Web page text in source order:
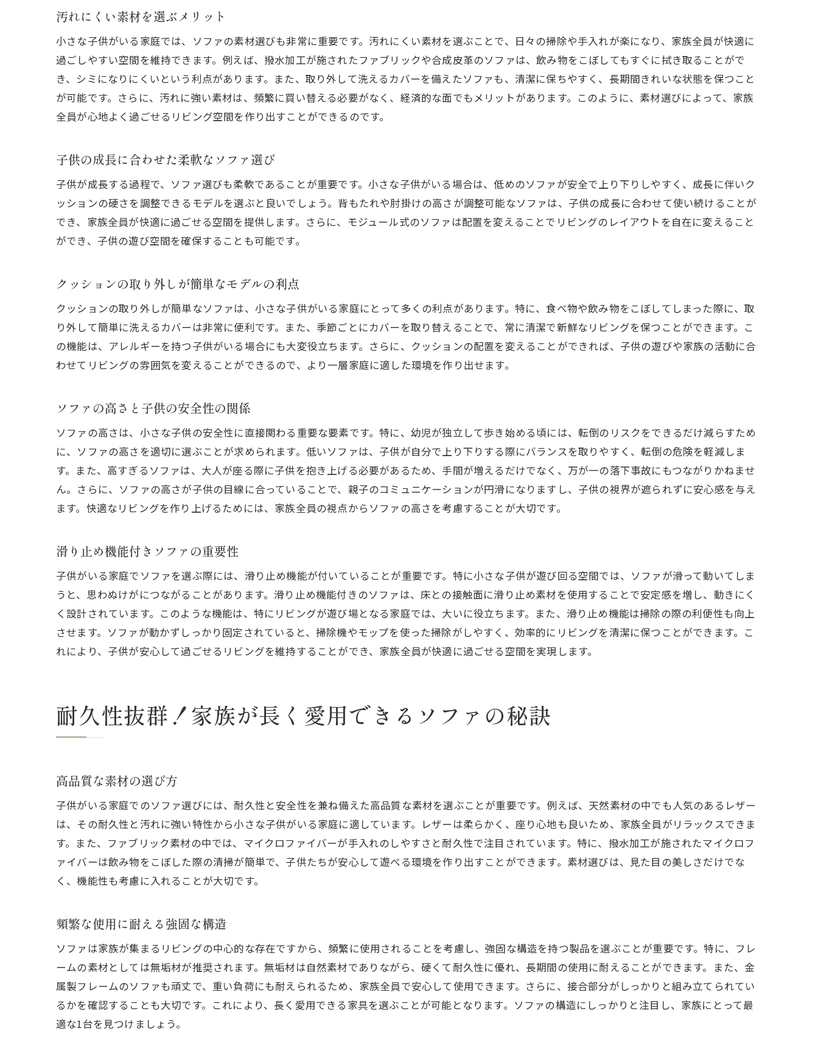
小さな子供がいる家庭向けの落ち着いた色
汚れが目立たないソファカラーの選び方
空間を広く見せるための色彩テクニック
快適な座り心地を追求したソファ配置の工夫
テレビや窓との位置関係を考えた配置
家具のサイズに合わせた最適な配置
コーナーを活用したスペース作り
滑らかな肌触りが心地よいファブリック
子供が安心して使用できる天然素材
耐水性のある素材で汚れ防止
環境に優しいエコ素材の選び方
家族が自然と集まる配置の工夫
ソファを囲むサークルで親密な空間作り
リビングの中心に配置して会話を促進
動線を確保しつつ会話を楽しむ工夫
ソファから見える景色を考えた配置
モダンなデザインでリビングをおしゃれに
クラシックな雰囲気を醸し出すデザイン選択
インテリアスタイルに合うデザインの見つけ方
空間を引き締めるシンプルデザイン
掃除が楽になる取り外し可能カバー付きソファの魅力
子供の汚れに強い防水カバーの魅力
長く清潔に使えるソファメンテナンス術
汚れにくい素材を選ぶメリット
小さな子供がいる家庭では、ソファの素材選びも非常に重要です。汚れにくい素材を選ぶことで、日々の掃除や手入れが楽になり、家族全員が快適に
過ごしやすい空間を維持できます。例えば、撥水加工が施されたファブリックや合成皮革のソファは、飲み物をこぼしてもすぐに拭き取ることがで
き、シミになりにくいという利点があります。また、取り外して洗えるカバーを備えたソファも、清潔に保ちやすく、長期間きれいな状態を保つこと
が可能です。さらに、汚れに強い素材は、頻繁に買い替える必要がなく、経済的な面でもメリットがあります。このように、素材選びによって、家族
全員が心地よく過ごせるリビング空間を作り出すことができるのです。
子供の成長に合わせた柔軟なソファ選び
子供が成長する過程で、ソファ選びも柔軟であることが重要です。小さな子供がいる場合は、低めのソファが安全で上り下りしやすく、成長に伴いク
ッションの硬さを調整できるモデルを選ぶと良いでしょう。背もたれや肘掛けの高さが調整可能なソファは、子供の成長に合わせて使い続けることが
でき、家族全員が快適に過ごせる空間を提供します。さらに、モジュール式のソファは配置を変えることでリビングのレイアウトを自在に変えること
ができ、子供の遊び空間を確保することも可能です。
クッションの取り外しが簡単なモデルの利点
クッションの取り外しが簡単なソファは、小さな子供がいる家庭にとって多くの利点があります。特に、食べ物や飲み物をこぼしてしまった際に、取
り外して簡単に洗えるカバーは非常に便利です。また、季節ごとにカバーを取り替えることで、常に清潔で新鮮なリビングを保つことができます。こ
の機能は、アレルギーを持つ子供がいる場合にも大変役立ちます。さらに、クッションの配置を変えることができれば、子供の遊びや家族の活動に合
わせてリビングの雰囲気を変えることができるので、より一層家庭に適した環境を作り出せます。
ソファの高さと子供の安全性の関係
ソファの高さは、小さな子供の安全性に直接関わる重要な要素です。特に、幼児が独立して歩き始める頃には、転倒のリスクをできるだけ減らすため
に、ソファの高さを適切に選ぶことが求められます。低いソファは、子供が自分で上り下りする際にバランスを取りやすく、転倒の危険を軽減しま
す。また、高すぎるソファは、大人が座る際に子供を抱き上げる必要があるため、手間が増えるだけでなく、万が一の落下事故にもつながりかねませ
ん。さらに、ソファの高さが子供の目線に合っていることで、親子のコミュニケーションが円滑になりますし、子供の視界が遮られずに安心感を与え
ます。快適なリビングを作り上げるためには、家族全員の視点からソファの高さを考慮することが大切です。
滑り止め機能付きソファの重要性
子供がいる家庭でソファを選ぶ際には、滑り止め機能が付いていることが重要です。特に小さな子供が遊び回る空間では、ソファが滑って動いてしま
うと、思わぬけがにつながることがあります。滑り止め機能付きのソファは、床との接触面に滑り止め素材を使用することで安定感を増し、動きにく
く設計されています。このような機能は、特にリビングが遊び場となる家庭では、大いに役立ちます。また、滑り止め機能は掃除の際の利便性も向上
させます。ソファが動かずしっかり固定されていると、掃除機やモップを使った掃除がしやすく、効率的にリビングを清潔に保つことができます。こ
れにより、子供が安心して過ごせるリビングを維持することができ、家族全員が快適に過ごせる空間を実現します。
耐久性抜群！家族が長く愛用できるソファの秘訣
高品質な素材の選び方
子供がいる家庭でのソファ選びには、耐久性と安全性を兼ね備えた高品質な素材を選ぶことが重要です。例えば、天然素材の中でも人気のあるレザー
は、その耐久性と汚れに強い特性から小さな子供がいる家庭に適しています。レザーは柔らかく、座り心地も良いため、家族全員がリラックスできま
す。また、ファブリック素材の中では、マイクロファイバーが手入れのしやすさと耐久性で注目されています。特に、撥水加工が施されたマイクロフ
ァイバーは飲み物をこぼした際の清掃が簡単で、子供たちが安心して遊べる環境を作り出すことができます。素材選びは、見た目の美しさだけでな
く、機能性も考慮に入れることが大切です。
頻繁な使用に耐える強固な構造
ソファは家族が集まるリビングの中心的な存在ですから、頻繁に使用されることを考慮し、強固な構造を持つ製品を選ぶことが重要です。特に、フレ
ームの素材としては無垢材が推奨されます。無垢材は自然素材でありながら、硬くて耐久性に優れ、長期間の使用に耐えることができます。また、金
属製フレームのソファも頑丈で、重い負荷にも耐えられるため、家族全員で安心して使用できます。さらに、接合部分がしっかりと組み立てられてい
るかを確認することも大切です。これにより、長く愛用できる家具を選ぶことが可能となります。ソファの構造にしっかりと注目し、家族にとって最
適な1台を見つけましょう。